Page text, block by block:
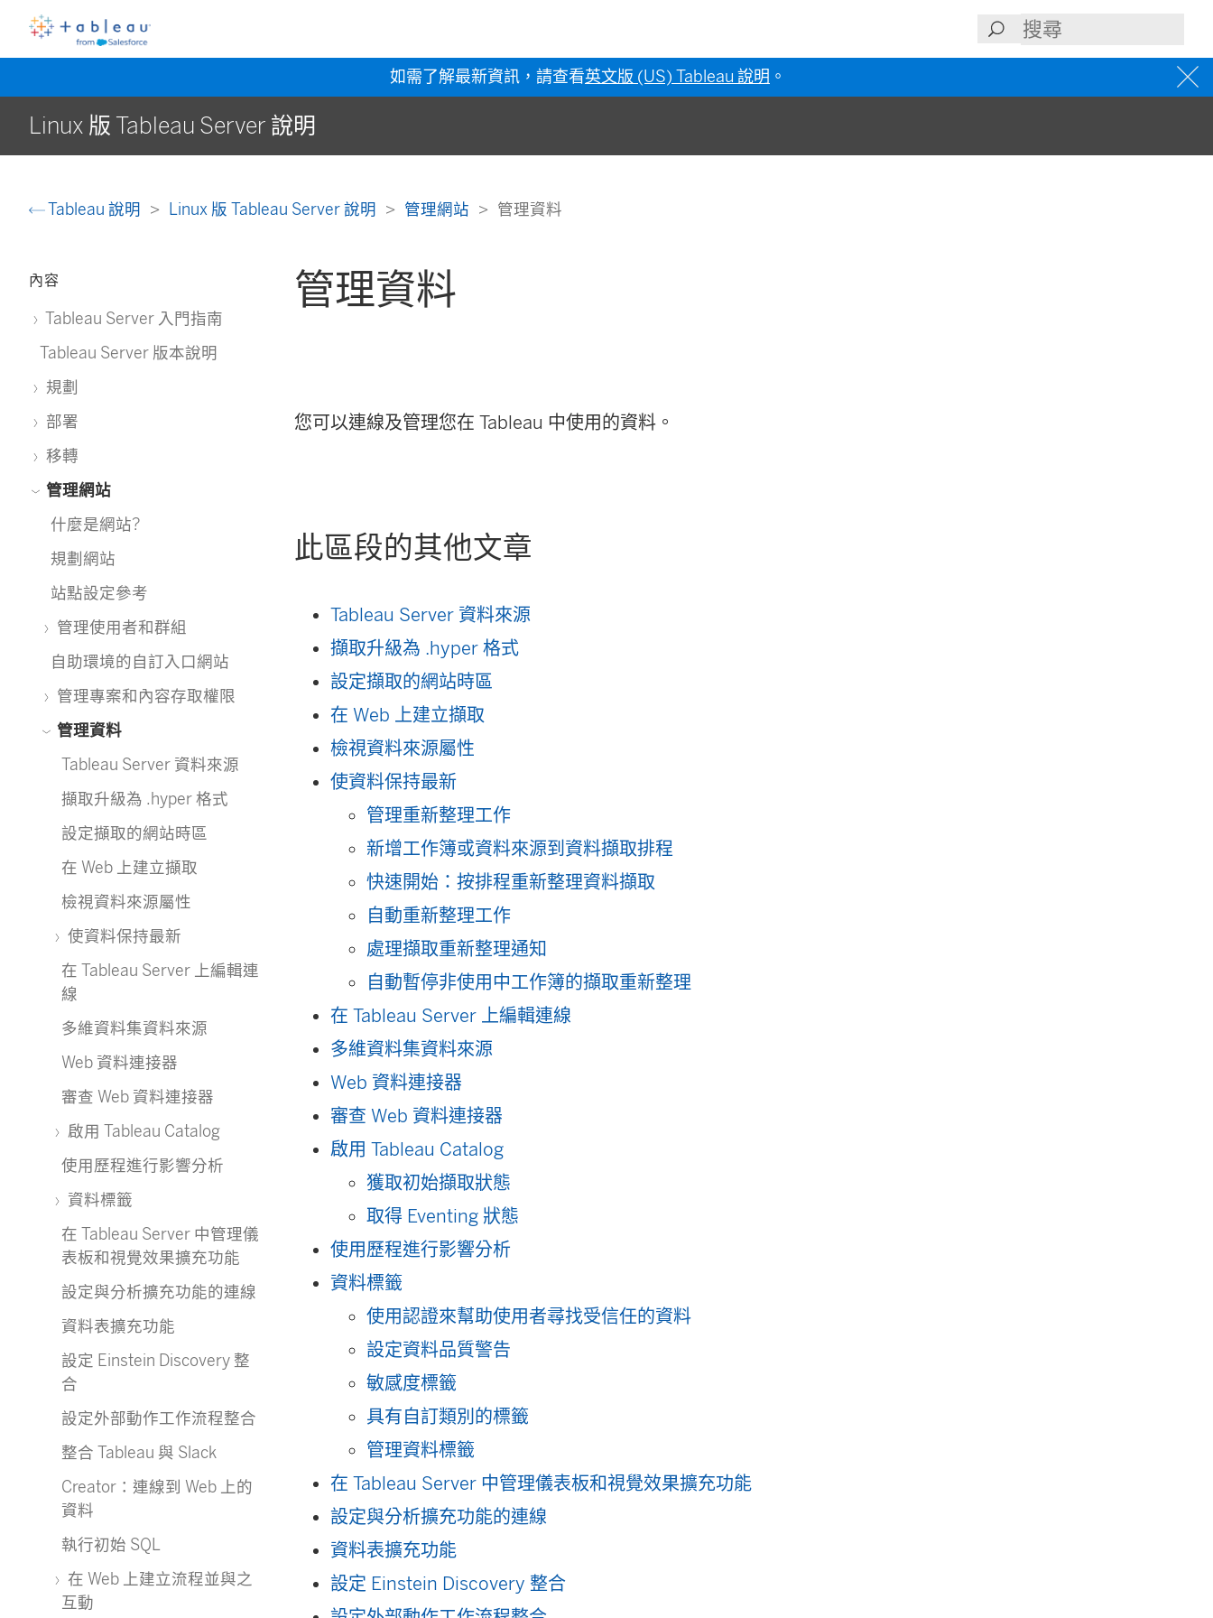
如需了解最新資訊，請查看英文版 (US) Tableau 說明 。
Linux 版 Tableau Server 說明
Tableau 說明 Linux 版 Tableau Server 說明 管理網站 管理資料
內容
Tableau Server 入門指南
Tableau Server 版本說明
規劃
部署
移轉
管理網站
什麼是網站?
規劃網站
站點設定參考
管理使用者和群組
自助環境的自訂入口網站
管理專案和內容存取權限
管理資料
Tableau Server 資料來源
擷取升級為 .hyper 格式
設定擷取的網站時區
在 Web 上建立擷取
檢視資料來源屬性
使資料保持最新
在 Tableau Server 上編輯連
線
多維資料集資料來源
Web 資料連接器
審查 Web 資料連接器
啟用 Tableau Catalog
使用歷程進行影響分析
資料標籤
在 Tableau Server 中管理儀
表板和視覺效果擴充功能
設定與分析擴充功能的連線
資料表擴充功能
設定 Einstein Discovery 整
合
設定外部動作工作流程整合
整合 Tableau 與 Slack
Creator：連線到 Web 上的
資料
執行初始 SQL
在 Web 上建立流程並與之
互動
管理資料
您可以連線及管理您在 Tableau 中使用的資料。
此區段的其他文章
Tableau Server 資料來源
擷取升級為 .hyper 格式
設定擷取的網站時區
在 Web 上建立擷取
檢視資料來源屬性
使資料保持最新
管理重新整理工作
新增工作簿或資料來源到資料擷取排程
快速開始：按排程重新整理資料擷取
自動重新整理工作
處理擷取重新整理通知
自動暫停非使用中工作簿的擷取重新整理
在 Tableau Server 上編輯連線
多維資料集資料來源
Web 資料連接器
審查 Web 資料連接器
啟用 Tableau Catalog
獲取初始擷取狀態
取得 Eventing 狀態
使用歷程進行影響分析
資料標籤
使用認證來幫助使用者尋找受信任的資料
設定資料品質警告
敏感度標籤
具有自訂類別的標籤
管理資料標籤
在 Tableau Server 中管理儀表板和視覺效果擴充功能
設定與分析擴充功能的連線
資料表擴充功能
設定 Einstein Discovery 整合